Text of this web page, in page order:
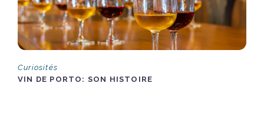
Curiosités
VIN DE PORTO: SON HISTOIRE